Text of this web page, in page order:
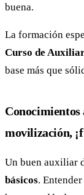
buena.
La formación
Curso de
base más que
Conocimientos
movilización,
Un buen auxiliar
básicos.